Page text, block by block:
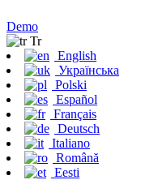
Demo
Tr
English
Українська
Polski
Español
Français
Deutsch
Italiano
Română
Eesti